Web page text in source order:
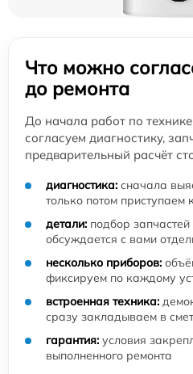
Что можно
до ремонта
До начала работ по
согласуем диагностику,
предварительный расчёт
диагностика: сначала
только потом приступаем
детали: подбор
обсуждается с вами
несколько приборов:
фиксируем по каждому
встроенная техника:
сразу закладываем в
гарантия: условия
выполненного ремонта